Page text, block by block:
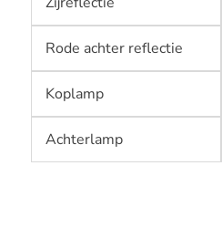
Rode achter reflectie
Koplamp
Achterlamp